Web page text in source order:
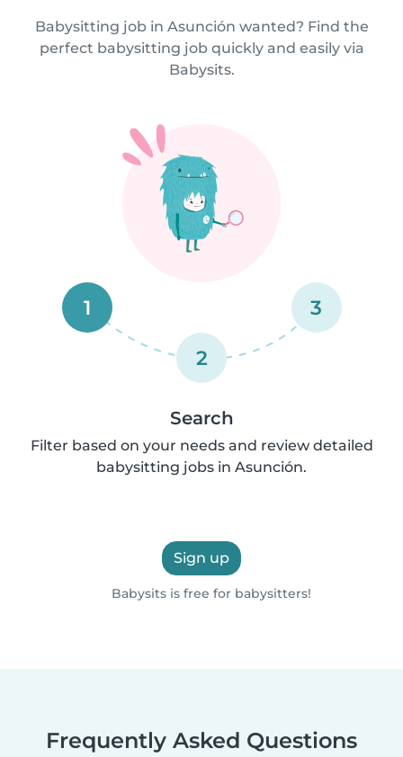
Babysitting job in Asunción wanted? Find the
perfect babysitting job quickly and easily via
Babysits.
1
2
3
Search
Filter based on your needs and review detailed
babysitting jobs in Asunción.
Sign up
Babysits is free for babysitters!
Frequently Asked Questions